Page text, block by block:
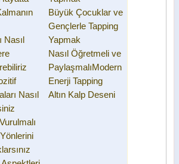
Nasıl
Nasıl
Büyük Çocuklar ve
Gençlerle Tapping
Yapmak
Nasıl Öğretmeli ve
PaylaşmalıModern
Enerji Tapping
Altın Kalp Deseni